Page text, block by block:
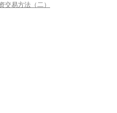
交易方法（二）